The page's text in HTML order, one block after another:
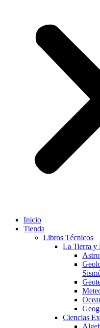
Inicio
Tienda
Libros Técnicos
La Tierra y
Ciencias